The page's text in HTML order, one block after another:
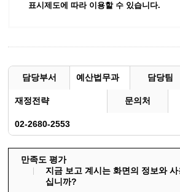
표시제도에 따라 이용할 수 있습니다.
담당부서 예산법무과 담당팀
재정전략 문의처
02-2680-2553
만족도 평가
지금 보고 계시는 화면의 정보와
십니까?